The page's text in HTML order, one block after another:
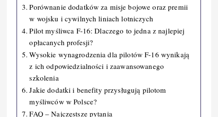
Porównanie dodatków za misje bojowe oraz premii
w wojsku i cywilnych liniach lotniczych
Pilot myśliwca F-16: Dlaczego to jedna z najlepiej
opłacanych profesji?
Wysokie wynagrodzenia dla pilotów F-16 wynikają
z ich odpowiedzialności i zaawansowanego
szkolenia
Jakie dodatki i benefity przysługują pilotom
myśliwców w Polsce?
FAQ – Najczęstsze pytania